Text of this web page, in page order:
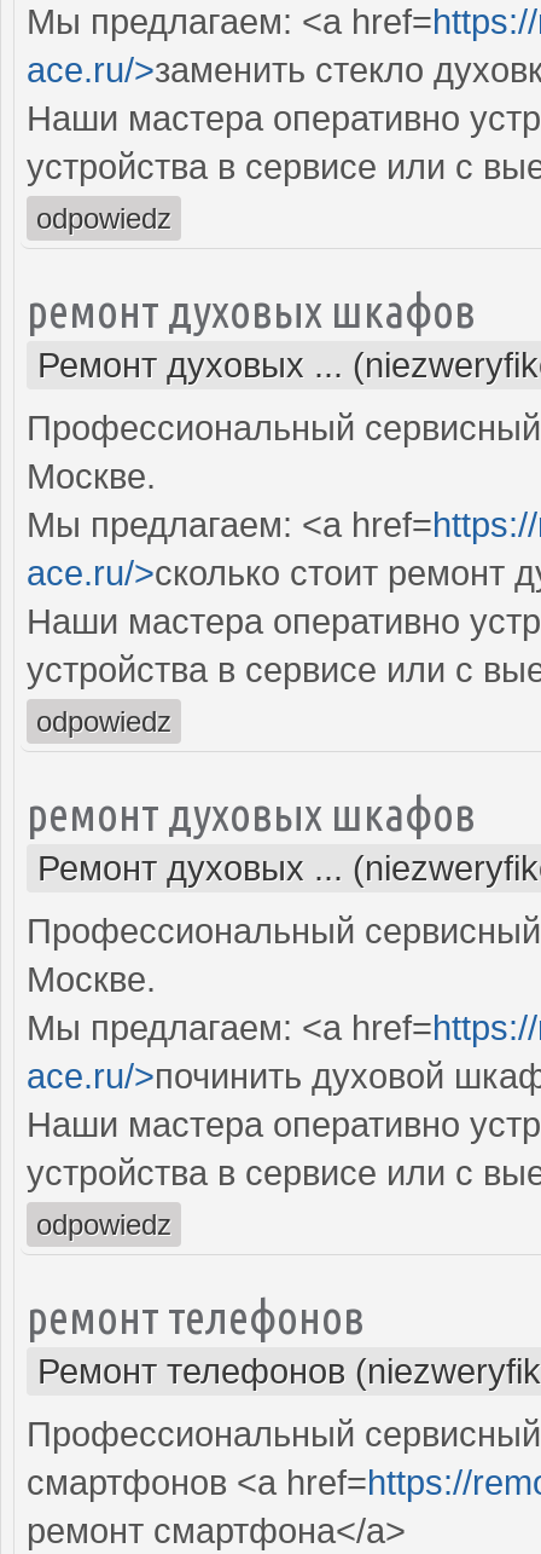
Мы предлагаем: <a href=
ace.ru/>заменить стекло
Наши мастера оперативно
устройства в сервисе или с
odpowiedz
ремонт духовых шкафов
Ремонт духовых ...
Профессиональный
Москве.
Мы предлагаем: <a href=
ace.ru/>сколько стоит ремонт
Наши мастера оперативно
устройства в сервисе или с
odpowiedz
ремонт духовых шкафов
Ремонт духовых ...
Профессиональный
Москве.
Мы предлагаем: <a href=
ace.ru/>починить духовой
Наши мастера оперативно
устройства в сервисе или с
odpowiedz
ремонт телефонов
Ремонт телефонов
Профессиональный
смартфонов <a href=https://
ремонт смартфона</a>